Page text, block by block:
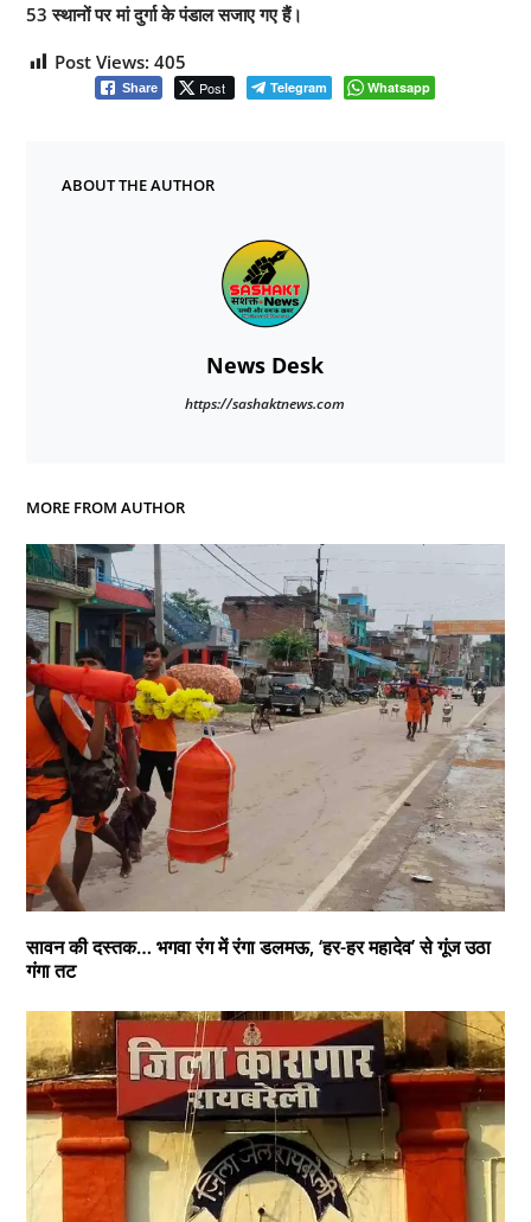
53 स्थानों पर मां दुर्गा के पंडाल सजाए गए हैं।
Post Views: 405
Share Post Telegram Whatsapp
ABOUT THE AUTHOR
News Desk
https://sashaktnews.com
MORE FROM AUTHOR
सावन की दस्तक… भगवा रंग में रंगा डलमऊ, ‘हर-हर महादेव’ से गूंज उठा
गंगा तट